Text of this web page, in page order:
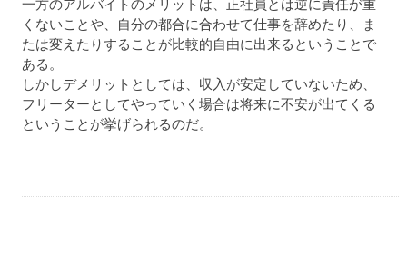
一方のアルバイトのメリットは、正社員とは逆に責任が重
くないことや、自分の都合に合わせて仕事を辞めたり、ま
たは変えたりすることが比較的自由に出来るということで
ある。
しかしデメリットとしては、収入が安定していないため、
フリーターとしてやっていく場合は将来に不安が出てくる
ということが挙げられるのだ。